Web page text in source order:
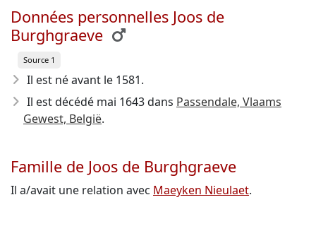
Données personnelles Joos de
Burghgraeve
Source 1
Il est né avant le 1581.
Il est décédé mai 1643dans Passendale, Vlaams
Gewest, België.
Famille de Joos de Burghgraeve
Il a/avait une relation avec Maeyken Nieulaet.